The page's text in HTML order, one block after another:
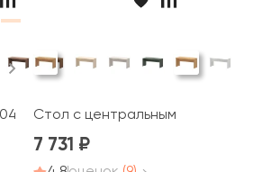
Арго
Стол с центральным кабель
7 731